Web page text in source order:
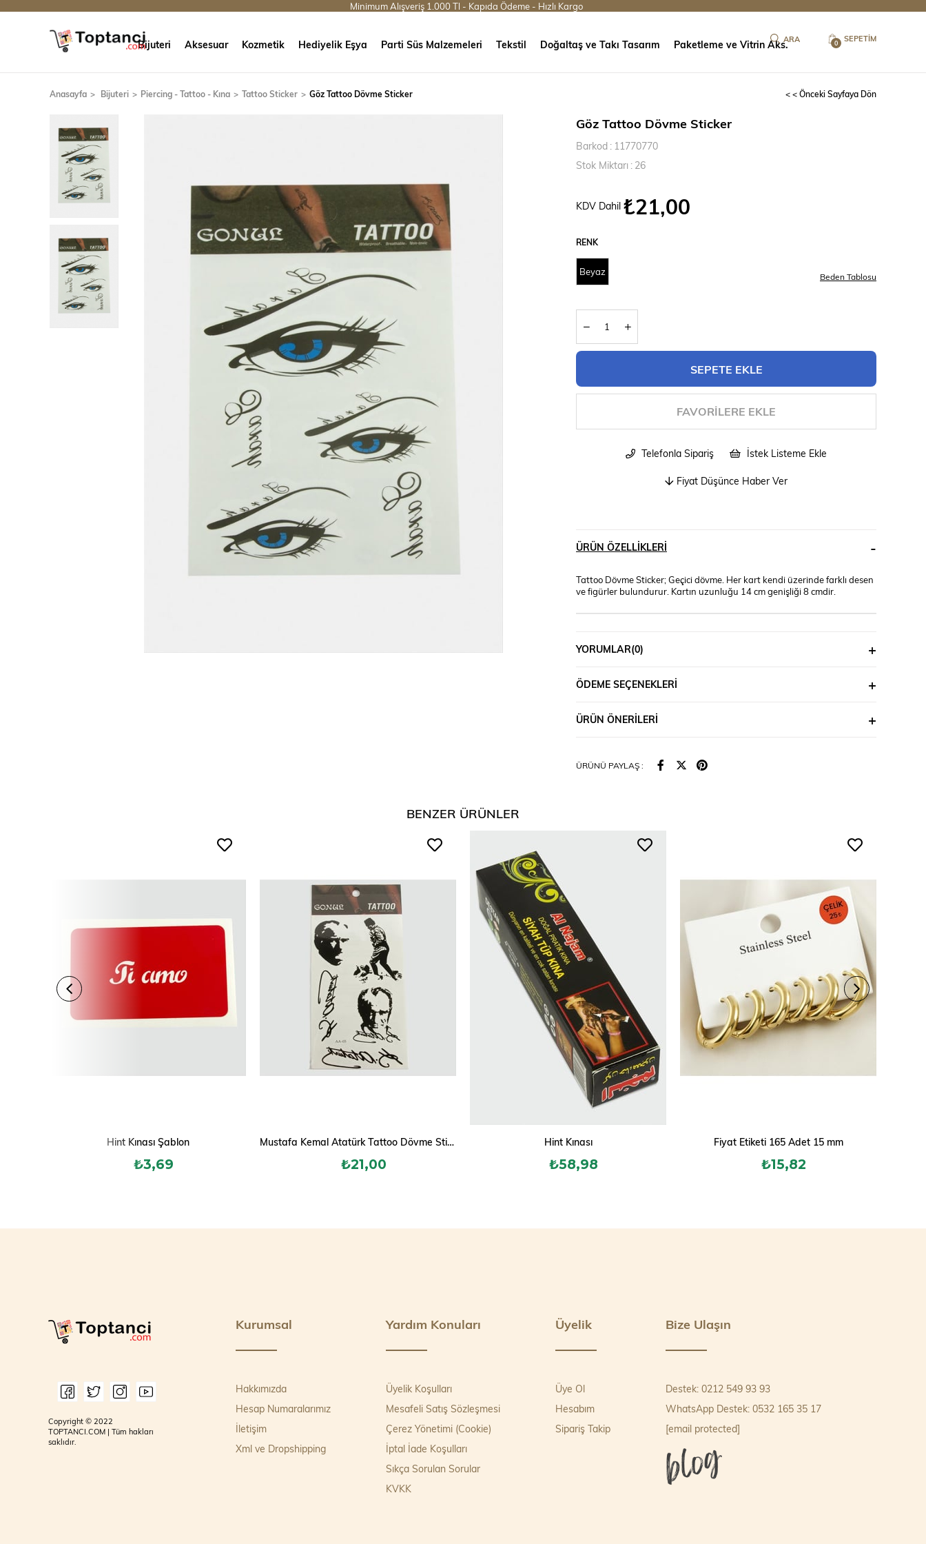
Minimum Alışveriş 1.000 Tl - Kapıda Ödeme - Hızlı Kargo
SEPETIM
0
Bijuteri Aksesuar Kozmetik Hediyelik Eşya Parti Süs Malzemeleri Tekstil Doğaltaş ve Takı Tasarım Paketleme ve Vitrin Aks.
Anasayfa Bijuteri Piercing - Tattoo - Kına Tattoo Sticker Göz Tattoo Dövme Sticker < < Önceki Sayfaya Dön
Göz Tattoo Dövme Sticker
Barkod : 11770770
Stok Miktarı : 26
KDV Dahil ₺21,00
RENK
Beyaz Beden Tablosu
FAVORILERE EKLE
Telefonla Sipariş İstek Listeme Ekle
Fiyat Düşünce Haber Ver
ÜRÜN ÖZELLIKLERI
Tattoo Dövme Sticker; Geçici dövme. Her kart kendi üzerinde farklı desen
ve figürler bulundurur. Kartın uzunluğu 14 cm genişliği 8 cmdir.
YORUMLAR(0)
ÖDEME SEÇENEKLERI
ÜRÜN ÖNERILERI
ÜRÜNÜ PAYLAŞ :
BENZER ÜRÜNLER
Hint Kınası Şablon
₺3,69
Mustafa Kemal Atatürk Tattoo Dövme Sticker
₺21,00
Hint Kınası
₺58,98
Fiyat Etiketi 165 Adet 15 mm
₺15,82
Kurumsal
Hakkımızda
Hesap Numaralarımız
İletişim
Xml ve Dropshipping
Yardım Konuları
Üyelik Koşulları
Mesafeli Satış Sözleşmesi
Çerez Yönetimi (Cookie)
İptal İade Koşulları
Sıkça Sorulan Sorular
KVKK
Üyelik
Üye Ol
Hesabım
Sipariş Takip
Bize Ulaşın
Destek: 0212 549 93 93
WhatsApp Destek: 0532 165 35 17
[email protected]
Copyright © 2022
TOPTANCI.COM | Tüm hakları
saklıdır.